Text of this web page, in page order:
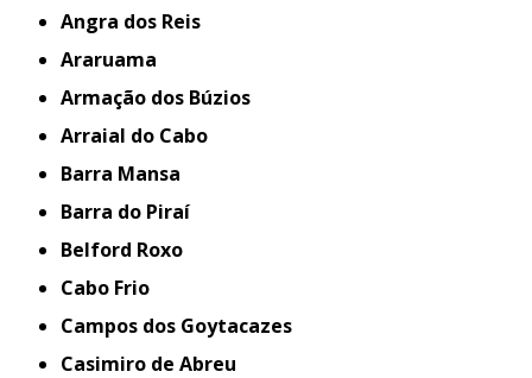
Angra dos Reis
Araruama
Armação dos Búzios
Arraial do Cabo
Barra Mansa
Barra do Piraí
Belford Roxo
Cabo Frio
Campos dos Goytacazes
Casimiro de Abreu